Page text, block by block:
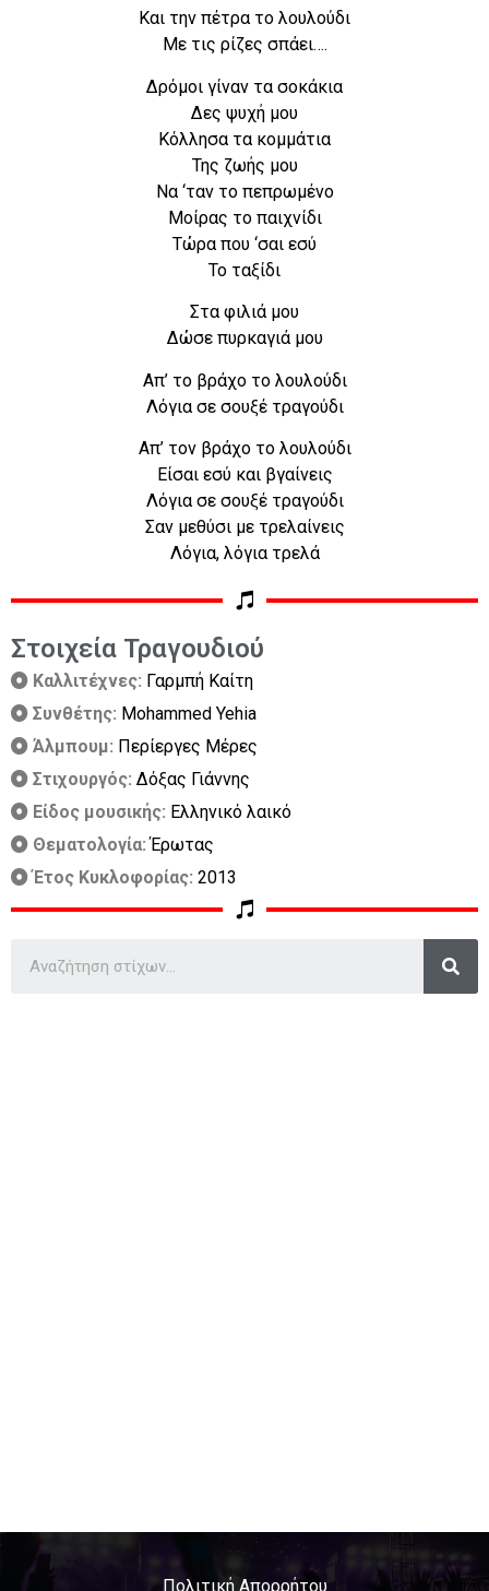
Και την πέτρα το λουλούδι
Με τις ρίζες σπάει….
Δρόμοι γίναν τα σοκάκια
Δες ψυχή μου
Κόλλησα τα κομμάτια
Της ζωής μου
Να ‘ταν το πεπρωμένο
Μοίρας το παιχνίδι
Τώρα που ‘σαι εσύ
Το ταξίδι
Στα φιλιά μου
Δώσε πυρκαγιά μου
Απ’ το βράχο το λουλούδι
Λόγια σε σουξέ τραγούδι
Aπ’ τον βράχο το λουλούδι
Είσαι εσύ και βγαίνεις
Λόγια σε σουξέ τραγούδι
Σαν μεθύσι με τρελαίνεις
Λόγια, λόγια τρελά
Στοιχεία Τραγουδιού
Καλλιτέχνες: Γαρμπή Καίτη
Συνθέτης: Mohammed Yehia
Άλμπουμ: Περίεργες Μέρες
Στιχουργός: Δόξας Γιάννης
Είδος μουσικής: Ελληνικό λαικό
Θεματολογία:Έρωτας
Έτος Κυκλοφορίας: 2013
Πολιτική Απορρήτου